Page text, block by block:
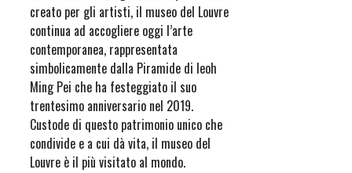
creato per gli artisti, il museo del Louvre
continua ad accogliere oggi l’arte
contemporanea, rappresentata
simbolicamente dalla Piramide di leoh
Ming Pei che ha festeggiato il suo
trentesimo anniversario nel 2019.
Custode di questo patrimonio unico che
condivide e a cui dà vita, il museo del
Louvre è il più visitato al mondo.